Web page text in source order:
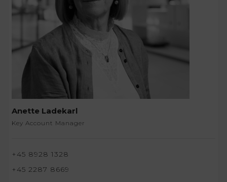
Anette Ladekarl
Key Account Manager
+45 8928 1328
+45 2287 8669